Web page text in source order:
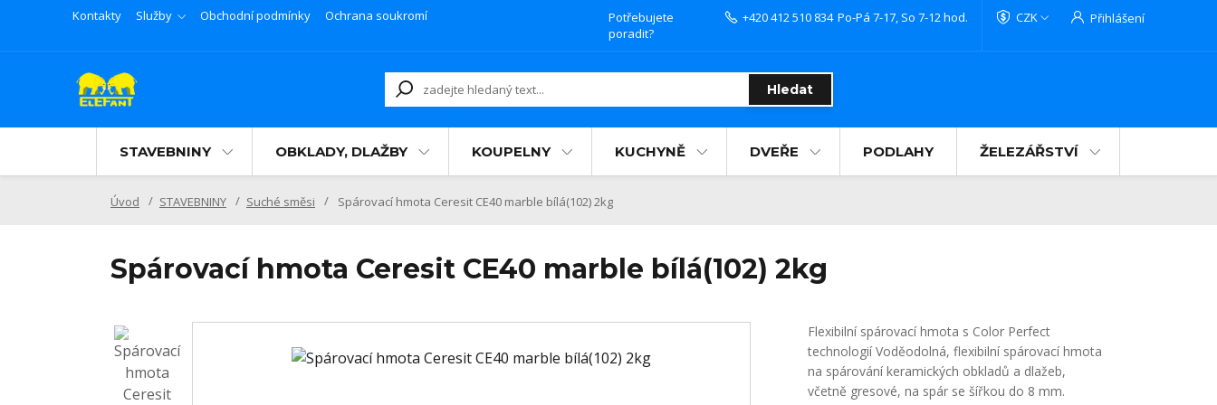
Kontakty Služby Obchodní podmínky Ochrana soukromí CZK Přihlášení
Hledat
Potřebujete
poradit?
+420 412 510 834 Po-Pá 7-17, So 7-12 hod.
STAVEBNINY OBKLADY, DLAŽBY KOUPELNY KUCHYNĚ DVEŘE PODLAHY ŽELEZÁŘSTVÍ
Úvod STAVEBNINY Suché směsi Spárovací hmota Ceresit CE40 marble bílá(102) 2kg
Spárovací hmota Ceresit CE40 marble bílá(102) 2kg
Flexibilní spárovací hmota s Color Perfect
technologií Voděodolná, flexibilní spárovací hmota
na spárování keramických obkladů a dlažeb,
včetně gresové, na spár se šířkou do 8 mm.